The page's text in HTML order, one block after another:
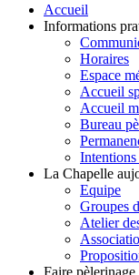
Accueil
Informations
Horaires
Espace
Accueil
Accueil
Bureau
La Chapelle
Equipe
Groupes
Atelier
Faire pèlerinage